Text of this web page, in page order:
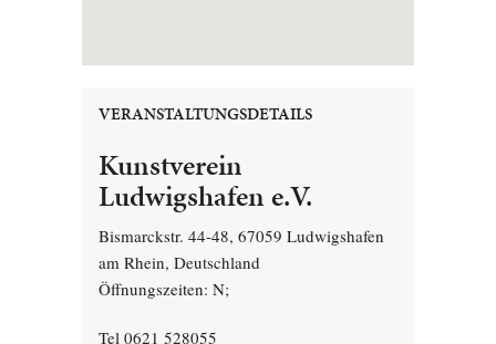
VERANSTALTUNGSDETAILS
Kunstverein
Ludwigshafen e.V.
Bismarckstr. 44-48, 67059 Ludwigshafen
am Rhein, Deutschland
Öffnungszeiten: N;
Tel 0621 528055